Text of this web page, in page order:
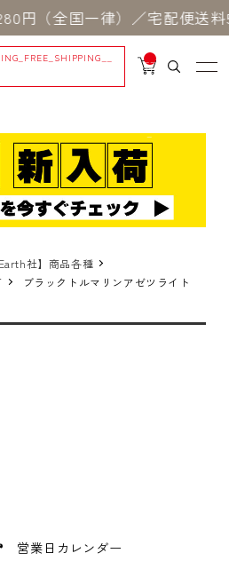
（全国一律）／宅配便送
__
IT
_
社】商品各種
ブラックトルマリンアゼツライト
営業日カレンダー